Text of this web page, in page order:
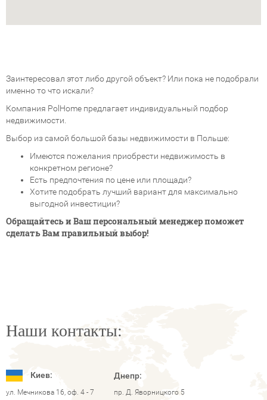
Заинтересовал этот либо другой объект? Или пока не подобрали
именно то что искали?
Компания PolHome предлагает индивидуальный подбор
недвижимости.
Выбор из самой большой базы недвижимости в Польше:
Имеются пожелания приобрести недвижимость в
конкретном регионе?
Есть предпочтения по цене или площади?
Хотите подобрать лучший вариант для максимально
выгодной инвестиции?
Обращайтесь и Ваш персональный менеджер поможет
сделать Вам правильный выбор!
Наши контакты:
Киев:
ул. Мечникова 16, оф. 4 - 7
Днепр:
пр. Д. Яворницкого 5